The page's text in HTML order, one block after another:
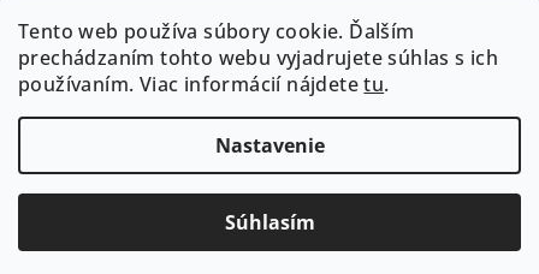
Tento web používa súbory cookie. Ďalším
prechádzaním tohto webu vyjadrujete súhlas s ich
používaním. Viac informácií nájdetetu.
Nastavenie
Súhlasím
+421 918 468 475
fb.com/adamshop.sk
adamshop.sk
Vytvoril Shoptet